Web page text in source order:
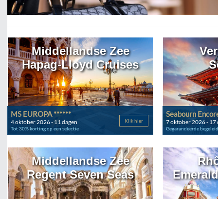
Middellandse Zee
Hapag-Lloyd Cruises
MS EUROPA ******
4 oktober 2026 - 11 dagen
Tot 30% korting op een selectie
Klik hier
Seabourn
7 oktober 2026 - 17
Gegarandeerde
Middellandse Zee
Regent Seven Seas